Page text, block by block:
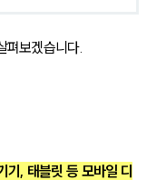
펴보겠습니다.
기, 태블릿 등 모바일 디